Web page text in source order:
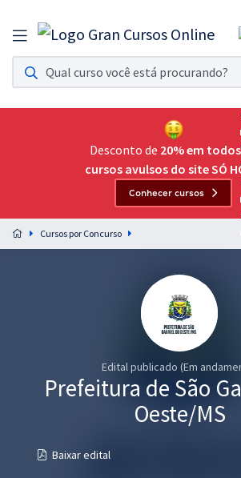
Assinatura Ilimitada 11
Acesso a todos os cursos. Teste grátis por 7 dias!
Assinatura OAB Até Passar
Acesso ilimitado a toda preparação para o Exame da
Preparação completa e intensiva para as principais
residências em saúde do Brasil
Desconto de 20% em
cursos avulsos do site SÓ
Conhecer cursos
Cursos por Concurso
Edital publicado (Em
Prefeitura de São
Oeste/MS
Baixar edital